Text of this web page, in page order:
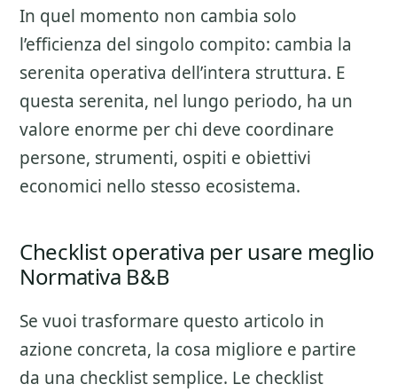
In quel momento non cambia solo
l’efficienza del singolo compito: cambia la
serenita operativa dell’intera struttura. E
questa serenita, nel lungo periodo, ha un
valore enorme per chi deve coordinare
persone, strumenti, ospiti e obiettivi
economici nello stesso ecosistema.
Checklist operativa per usare meglio
Normativa B&B
Se vuoi trasformare questo articolo in
azione concreta, la cosa migliore e partire
da una checklist semplice. Le checklist